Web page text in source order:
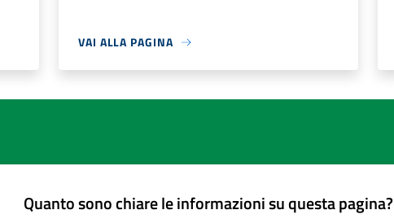
VAI ALLA PAGINA
Quanto sono chiare le informazioni su questa pagina?